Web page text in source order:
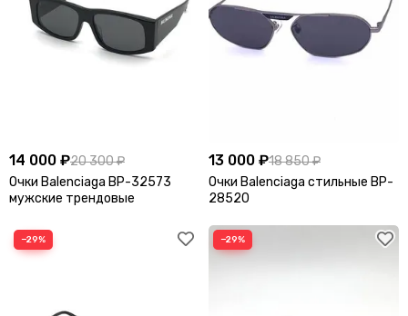
14 000 ₽20 300 ₽
Очки Balenciaga BP-32573
мужские трендовые
13 000 ₽18 850 ₽
Очки Balenciaga стильные BP-
28520
−29% −29%